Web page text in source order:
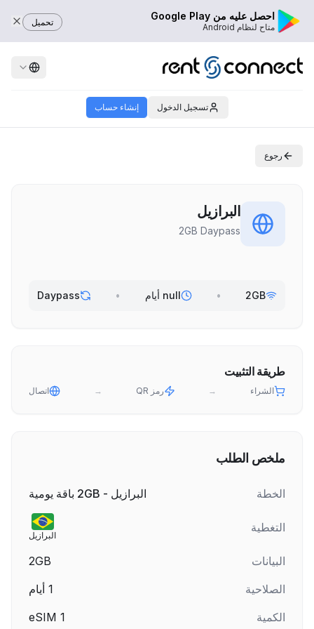
احصل عليه من Google Play
متاح لنظام Android تحميل
تسجيل الدخول إنشاء حساب
رجوع
البرازيل
2GB Daypass
2GB
• null أيام •
Daypass
طريقة التثبيت
الشراء → رمز QR → اتصال
ملخص الطلب
الخطة البرازيل - 2GB باقة يومية
التغطية
البرازيل
البيانات
2GB
الصلاحية
1 أيام
الكمية
1